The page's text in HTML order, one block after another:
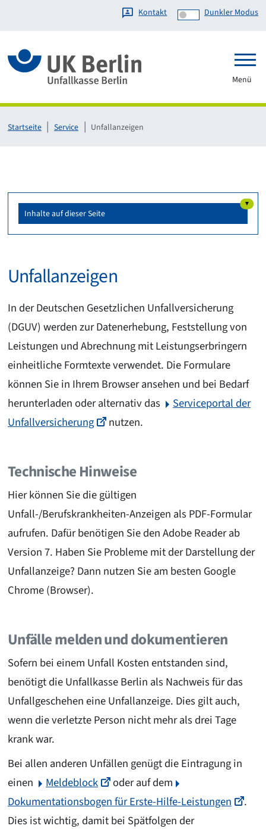
Kontakt Dunkler Modus
Menü
Startseite Service Unfallanzeigen
Inhalte auf dieser Seite
▼
Unfallanzeigen
In der Deutschen Gesetzlichen Unfallversicherung
(DGUV) werden zur Datenerhebung, Feststellung von
Leistungen und Abrechnung mit Leistungserbringern
einheitliche Formtexte verwendet. Die Formulare
können Sie in Ihrem Browser ansehen und bei Bedarf
herunterladen oder alternativ das
Serviceportal der
Unfallversicherung
nutzen.
Technische Hinweise
Hier können Sie die gültigen
Unfall-/Berufskrankheiten-Anzeigen als PDF-Formular
aufrufen. Dafür benötigen Sie den Adobe Reader ab
Version 7. Haben Sie Probleme mit der Darstellung der
Unfallanzeige? Dann nutzen Sie am besten Google
Chrome (Browser).
Unfälle melden und dokumentieren
Sofern bei einem Unfall Kosten entstanden sind,
benötigt die Unfallkasse Berlin als Nachweis für das
Unfallgeschehen eine Unfallanzeige. Dies gilt auch,
wenn die verletzte Person nicht mehr als drei Tage
krank war.
Bei allen anderen Unfällen genügt die Eintragung in
einen
Meldeblock
oder auf dem
Dokumentationsbogen für Erste-Hilfe-Leistungen
.
Dies ist wichtig, damit bei Spätfolgen der